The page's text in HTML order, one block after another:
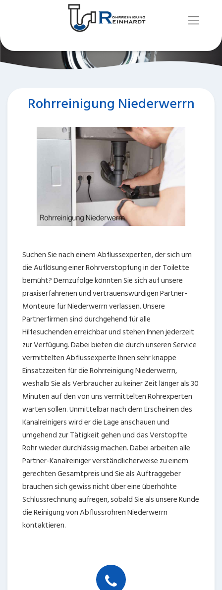
Rohrreinigung Niederwerrn
Suchen Sie nach einem Abflussexperten, der sich um
die Auflösung einer Rohrverstopfung in der Toilette
bemüht? Demzufolge könnten Sie sich auf unsere
praxiserfahrenen und vertrauenswürdigen Partner-
Monteure für Niederwerrn verlassen. Unsere
Partnerfirmen sind durchgehend für alle
Hilfesuchenden erreichbar und stehen Ihnen jederzeit
zur Verfügung. Dabei bieten die durch unseren Service
vermittelten Abflussexperte Ihnen sehr knappe
Einsatzzeiten für die Rohrreinigung Niederwerrn,
weshalb Sie als Verbraucher zu keiner Zeit länger als 30
Minuten auf den von uns vermittelten Rohrexperten
warten sollen. Unmittelbar nach dem Erscheinen des
Kanalreinigers wird er die Lage anschauen und
umgehend zur Tätigkeit gehen und das Verstopfte
Rohr wieder durchlässig machen. Dabei arbeiten alle
Partner-Kanalreiniger verständlicherweise zu einem
gerechten Gesamtpreis und Sie als Auftraggeber
brauchen sich gewiss nicht über eine überhöhte
Schlussrechnung aufregen, sobald Sie als unsere Kunde
die Reinigung von Abflussrohren Niederwerrn
kontaktieren.